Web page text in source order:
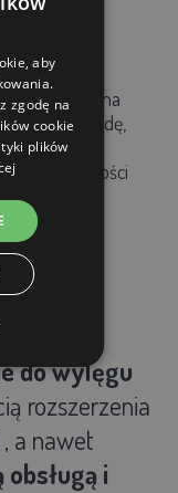
jaj
regulowana
na wodę,
i wilgotności
M18H
do wylęgu
rozszerzenia
, a nawet
i
aby
zgodę na
cookie
plików